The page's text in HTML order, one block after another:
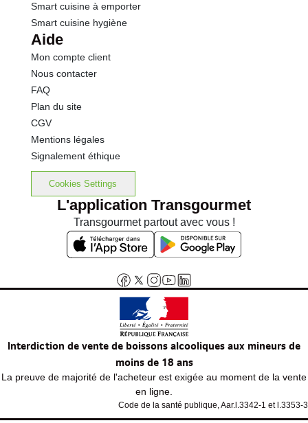
Smart cuisine à emporter
Smart cuisine hygiène
Aide
Mon compte client
Nous contacter
FAQ
Plan du site
CGV
Mentions légales
Signalement éthique
Cookies Settings
L'application Transgourmet
Transgourmet partout avec vous !
Interdiction de vente de boissons alcooliques aux mineurs de
moins de 18 ans
La preuve de majorité de l'acheteur est exigée au moment de la vente
en ligne.
Code de la santé publique, Aar.l.3342-1 et l.3353-3